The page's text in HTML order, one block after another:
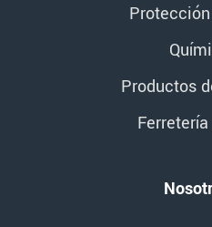
Productos